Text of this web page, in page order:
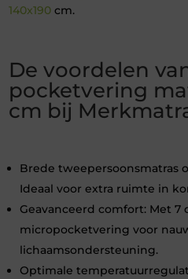
140x190cm.
De voordelen
pocketvering
cm bij
Brede tweepersoonsmatras
Ideaal voor extra ruimte in
Geavanceerd comfort: Met 7
micropocketvering voor
lichaamsondersteuning.
Optimale